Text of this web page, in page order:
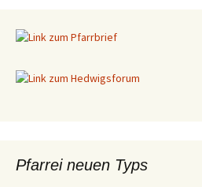
Pfarrei neuen Typs